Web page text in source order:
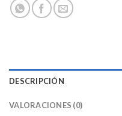
DESCRIPCIÓN
VALORACIONES (0)